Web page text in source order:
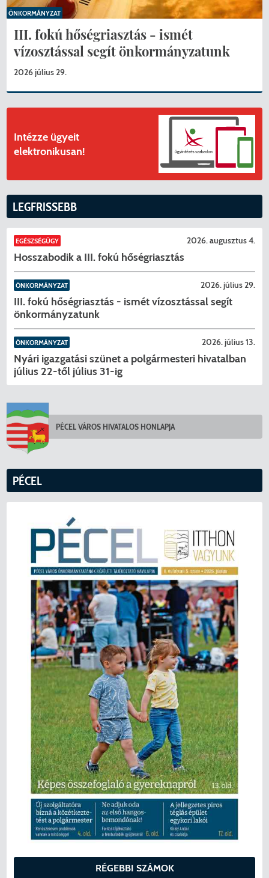
III. fokú hőségriasztás - ismét
vízosztással segít önkormányzatunk
2026 július 29.
ÖNKORMÁNYZAT
Intézze ügyeit
elektronikusan!
LEGFRISSEBB
EGÉSZSÉGÜGY 2026. augusztus 4.
Hosszabodik a III. fokú hőségriasztás
ÖNKORMÁNYZAT 2026. július 29.
III. fokú hőségriasztás - ismét vízosztással segít
önkormányzatunk
ÖNKORMÁNYZAT 2026. július 13.
Nyári igazgatási szünet a polgármesteri hivatalban
július 22-től július 31-ig
PÉCEL VÁROS HIVATALOS HONLAPJA
PÉCEL
RÉGEBBI SZÁMOK